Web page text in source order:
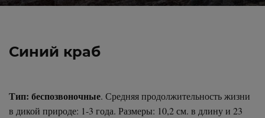
Синий краб
Тип: беспозвоночные. Средняя продолжительность жизни
в дикой природе: 1-3 года. Размеры: 10,2 см. в длину и 23